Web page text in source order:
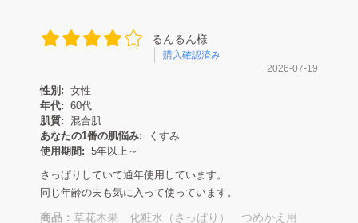
るんるん様
購入確認済み
2026-07-19
性別: 女性
年代: 60代
肌質: 混合肌
あなたの1番の肌悩み:
くすみ
使用期間: 5年以上～
さっぱりしていて通年使用しています。
同じ年齢の夫も気に入って使っています。
商品： 草花木果 化粧水（さっぱり） つめかえ用